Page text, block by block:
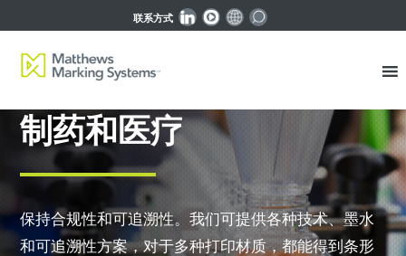
联系方式
制药和医疗
保持合规性和可追溯性。我们可提供各种技术、墨水
和可追溯性方案，对于多种打印材质，都能得到条形